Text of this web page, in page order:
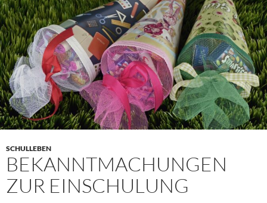
SCHULLEBEN
BEKANNTMACHUNGEN
ZUR EINSCHULUNG